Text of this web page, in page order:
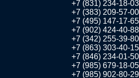
+7 (831) 234-18-03
+7 (383) 209-57-00
+7 (495) 147-17-65
+7 (902) 424-40-88
+7 (342) 255-39-80
+7 (863) 303-40-15
+7 (846) 234-01-50
+7 (985) 679-18-05
+7 (985) 902-80-29